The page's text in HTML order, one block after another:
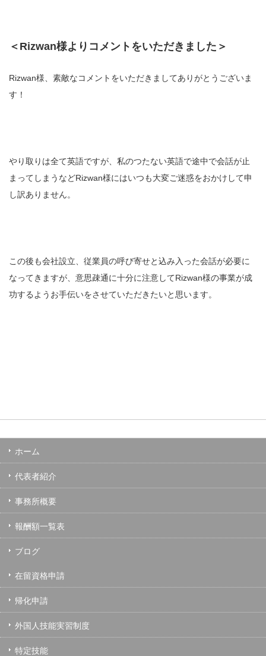
＜Rizwan様よりコメントをいただきました＞
Rizwan様、素敵なコメントをいただきましてありがとうございま
す！
やり取りは全て英語ですが、私のつたない英語で途中で会話が止
まってしまうなどRizwan様にはいつも大変ご迷惑をおかけして申
し訳ありません。
この後も会社設立、従業員の呼び寄せと込み入った会話が必要に
なってきますが、意思疎通に十分に注意してRizwan様の事業が成
功するようお手伝いをさせていただきたいと思います。
ホーム
代表者紹介
事務所概要
報酬額一覧表
ブログ
在留資格申請
帰化申請
外国人技能実習制度
特定技能